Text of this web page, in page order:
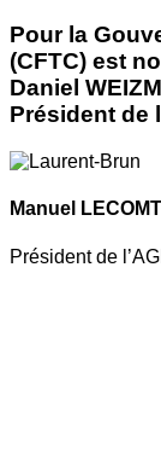
Pour la
(CFTC) est
Daniel
Président de
Manuel
Président de